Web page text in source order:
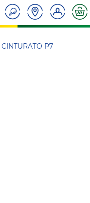
CINTURATO P7